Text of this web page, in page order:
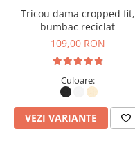
Tricou dama cropped fit,
bumbac reciclat
109,00 RON
Culoare:
VEZI VARIANTE